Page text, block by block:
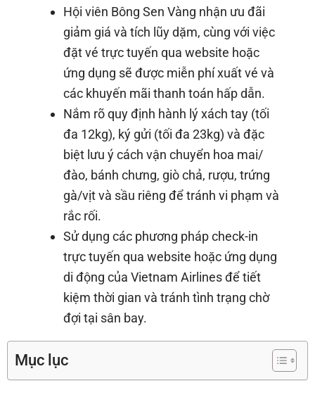
Hội viên Bông Sen Vàng nhận ưu đãi
giảm giá và tích lũy dặm, cùng với việc
đặt vé trực tuyến qua website hoặc
ứng dụng sẽ được miễn phí xuất vé và
các khuyến mãi thanh toán hấp dẫn.
Nắm rõ quy định hành lý xách tay (tối
đa 12kg), ký gửi (tối đa 23kg) và đặc
biệt lưu ý cách vận chuyển hoa mai/
đào, bánh chưng, giò chả, rượu, trứng
gà/vịt và sầu riêng để tránh vi phạm và
rắc rối.
Sử dụng các phương pháp check-in
trực tuyến qua website hoặc ứng dụng
di động của Vietnam Airlines để tiết
kiệm thời gian và tránh tình trạng chờ
đợi tại sân bay.
Mục lục